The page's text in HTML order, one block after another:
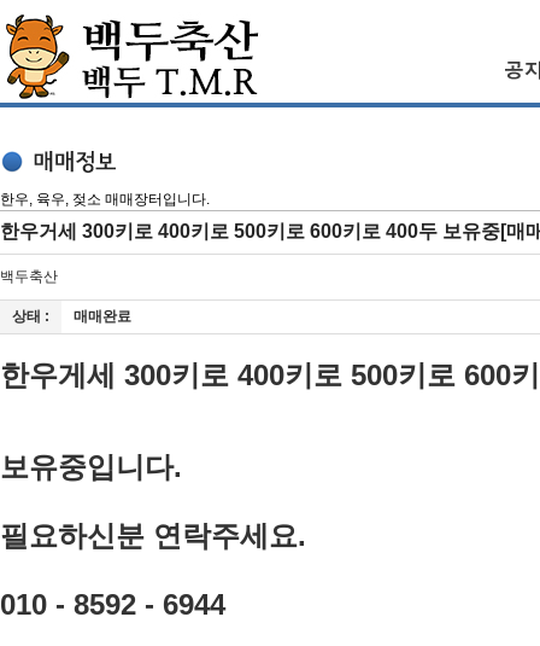
한우, 육우, 젖소 매매장터입니다.
한우거세 300키로 400키로 500키로 600키로 400두 보유중[매
백두축산
상태 : 매매완료
한우게세 300키로 400키로 500키로 600
보유중입니다.
필요하신분 연락주세요.
010 - 8592 - 6944